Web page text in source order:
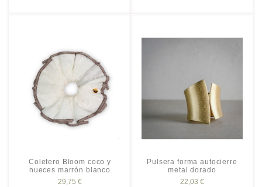
Coletero Bloom coco y
nueces marrón blanco
29,75 €
Pulsera forma autocierre
metal dorado
22,03 €